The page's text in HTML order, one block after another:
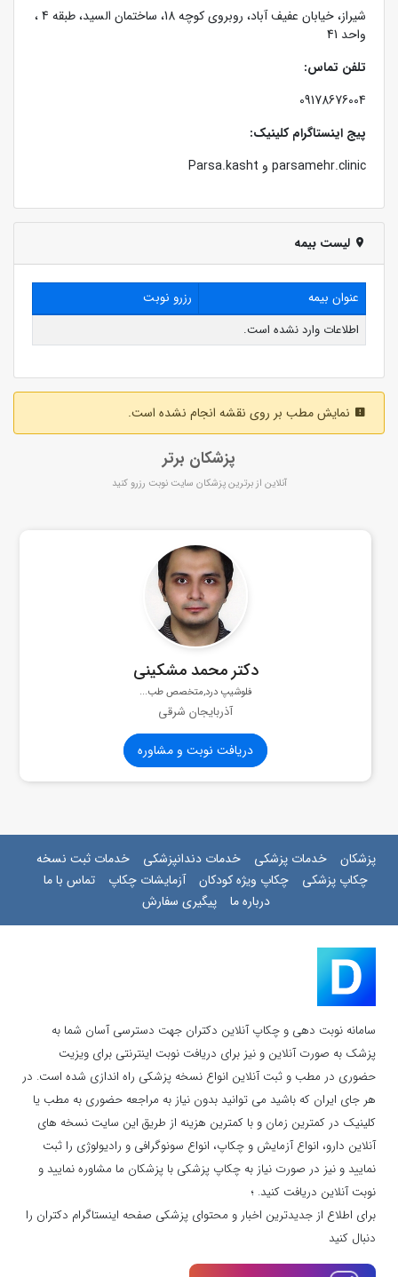
شیراز، خیابان عفیف‌ آباد، روبروی کوچه 18، ساختمان السید، طبقه 4 ،
واحد 41
تلفن تماس:
09178676004
پیج اینستاگرام کلینیک:
parsamehr.clinic و Parsa.kasht
لیست بیمه
عنوان بیمه
رزرو نوبت
اطلاعات وارد نشده است.
نمایش مطب بر روی نقشه انجام نشده است.
پزشکان برتر
آنلاین از برترین پزشکان سایت نوبت رزرو کنید
دکتر محمد مشکینی
فلوشیپ درد,متخصص طب...
آذربایجان شرقی
دریافت نوبت و مشاوره
پزشکان خدمات پزشکی خدمات دندانپزشکی
خدمات ثبت نسخه
چکاپ پزشکی
چکاپ ویژه کودکان آزمایشات چکاپ
تماس با ما
درباره ما
پیگیری سفارش
سامانه نوبت دهی و چکاپ آنلاین دکتران جهت دسترسی آسان شما به
پزشک به صورت آنلاین و نیز برای دریافت نوبت اینترنتی برای ویزیت
حضوری در مطب و ثبت آنلاین انواع نسخه پزشکی راه اندازی شده است. در
هر جای ایران که باشید می توانید بدون نیاز به مراجعه حضوری به مطب یا
کلینیک در کمترین زمان و با کمترین هزینه از طریق این سایت نسخه های
آنلاین دارو، انواع آزمایش و چکاپ، انواع سونوگرافی و رادیولوژی را ثبت
نمایید و نیز در صورت نیاز به چکاپ پزشکی با پزشکان ما مشاوره نمایید و
نوبت آنلاین دریافت کنید. ؛
برای اطلاع از جدیدترین اخبار و محتوای پزشکی صفحه اینستاگرام دکتران را
دنبال کنید